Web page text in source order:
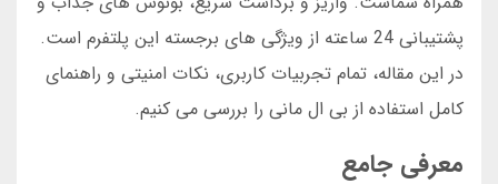
پشتیبانی 24 ساعته از ویژگی های برجسته این پلتفرم است.
در این مقاله، تمام تجربیات کاربری، نکات امنیتی و راهنمای
کامل استفاده از بی ال مانی را بررسی می کنیم.
معرفی جامع